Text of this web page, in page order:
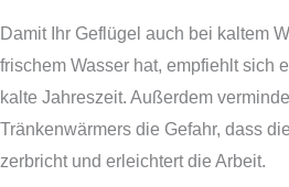
Damit Ihr Geflügel auch bei kaltem
frischem Wasser hat, empfiehlt sich
kalte Jahreszeit. Außerdem
Tränkenwärmers die Gefahr, dass
zerbricht und erleichtert die Arbeit.